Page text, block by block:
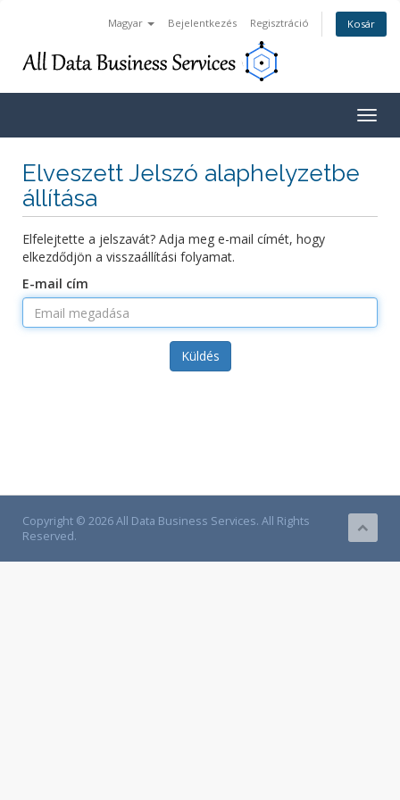
Magyar Bejelentkezés Regisztráció Kosár
Elveszett Jelszó alaphelyzetbe
állítása
Elfelejtette a jelszavát? Adja meg e-mail címét, hogy
elkezdődjön a visszaállítási folyamat.
E-mail cím
Küldés
Copyright © 2026 All Data Business Services. All Rights
Reserved.